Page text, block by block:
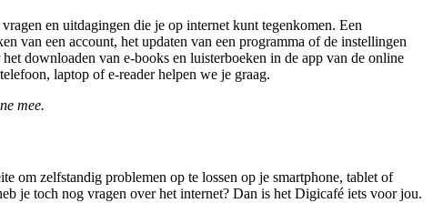
en uitdagingen die je op internet kunt tegenkomen. Een
van een account, het updaten van een programma of de instellingen
downloaden van e-books en luisterboeken in de app van de online
laptop of e-reader helpen we je graag.
mee.
om zelfstandig problemen op te lossen op je smartphone, tablet of
je toch nog vragen over het internet? Dan is het Digicafé iets voor jou.